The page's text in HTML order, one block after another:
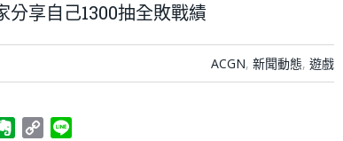
分享自己1300抽全敗戰績
ACGN, 新聞動態, 遊戲
Evernote
Copy